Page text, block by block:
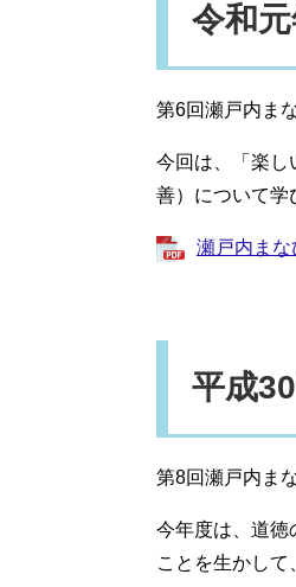
令和
第6回瀬戸内ま
今回は、「楽
善）について学
瀬戸内まな
平成
第8回瀬戸内ま
今年度は、道徳
ことを生かして